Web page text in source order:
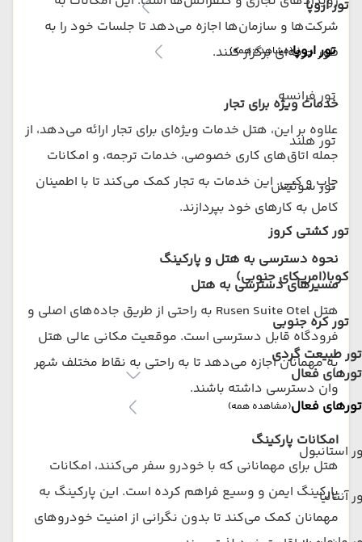
تور اروپا
تور اروپا(مشاهده همه)
تور فرانسه
تور هلند
تور سوئیس
تور کشتی کروز
کوبا(امریکای جنوبی)
تور کره جنوبی
تور طبیعت گردی
تورهای فعال
تورهای فعال(مشاهده همه)
استانبول
آنتالیا
شرکت‌ها و سازمان‌ها اجازه می‌دهد تا جلسات خود را به
طور حرفه‌ای برگزار کنند.
خدمات ویژه برای تجار
علاوه بر این، هتل خدمات ویژه‌ای برای تجار ارائه می‌دهد، از
جمله اتاق‌های کاری خصوصی، خدمات ترجمه، و امکانات
چاپ و کپی. این خدمات به تجار کمک می‌کند تا با اطمینان
کامل به کارهای خود بپردازند.
نحوه دسترسی به هتل و پارکینگ
مسیرهای دسترسی به هتل
هتل Rusen Suite Otel به راحتی از طریق جاده‌های اصلی و
فرودگاه قابل دسترسی است. موقعیت مکانی عالی هتل
به مهمانان اجازه می‌دهد تا به راحتی به نقاط مختلف شهر
وان دسترسی داشته باشند.
امکانات پارکینگ
هتل برای مهمانانی که با خودرو سفر می‌کنند، امکانات
پارکینگ ایمن و وسیع فراهم کرده است. این پارکینگ به
مهمانان کمک می‌کند تا بدون نگرانی از امنیت خودروهای